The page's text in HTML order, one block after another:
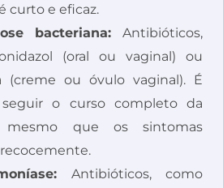
curto e eficaz.
bacteriana: Antibióticos,
(oral ou vaginal) ou
(creme ou óvulo vaginal). É
o curso completo da
mesmo que os sintomas
Antibióticos, como